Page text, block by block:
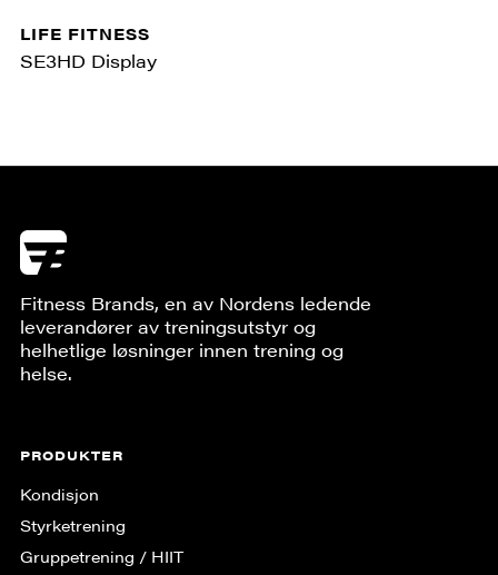
LIFE FITNESS
SE3HD Display
Fitness Brands, en av Nordens ledende
leverandører av treningsutstyr og
helhetlige løsninger innen trening og
helse.
PRODUKTER
Kondisjon
Styrketrening
Gruppe­trening / HIIT